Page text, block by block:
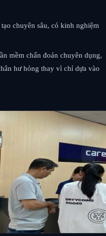
chuyên sâu, có kinh nghiệm
mềm chẩn đoán chuyên dụng,
hư hỏng thay vì chỉ dựa vào